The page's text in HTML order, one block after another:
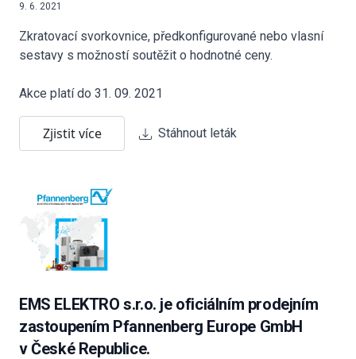
9. 6. 2021
Zkratovací svorkovnice, předkonfigurované nebo vlasní
sestavy s možností soutěžit o hodnotné ceny.
Akce platí do 31. 09. 2021
Zjistit více Stáhnout leták
EMS ELEKTRO s.r.o. je oficiálním prodejním
zastoupením Pfannenberg Europe GmbH
v České Republice.